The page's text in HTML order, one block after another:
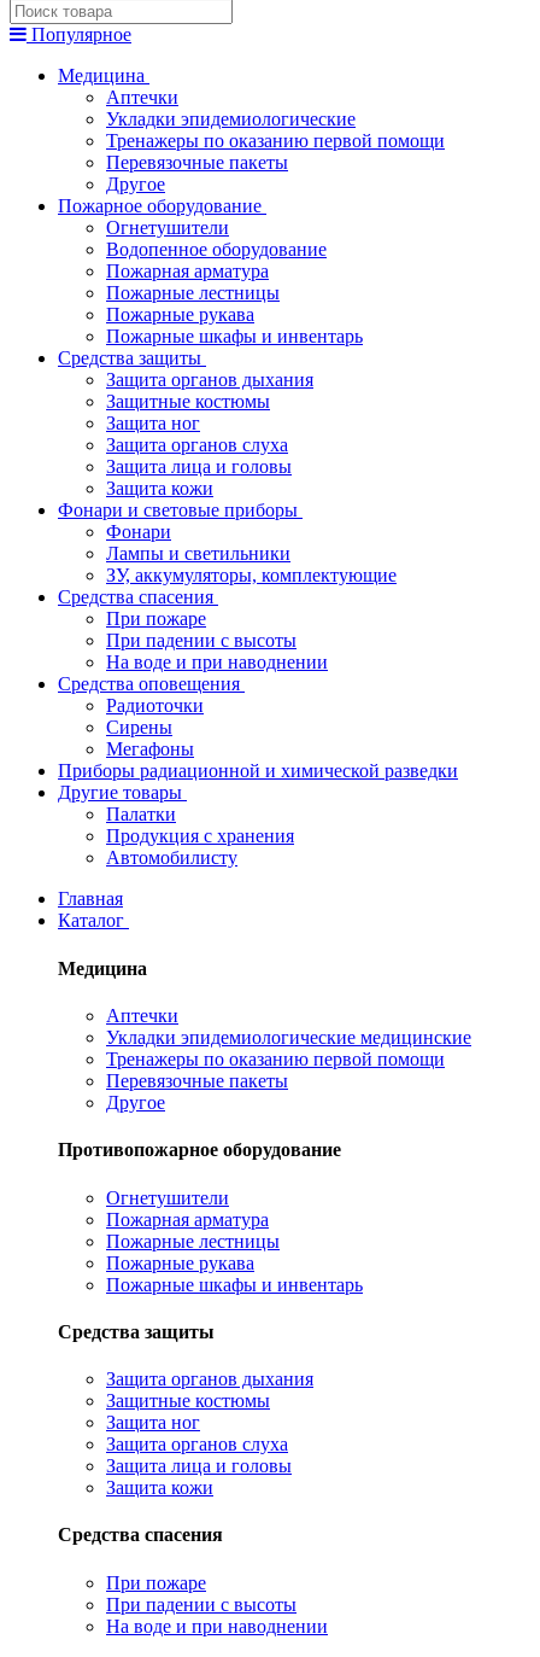
Популярное
Медицина
Аптечки
Укладки эпидемиологические
Тренажеры по оказанию первой помощи
Перевязочные пакеты
Другое
Пожарное оборудование
Огнетушители
Водопенное оборудование
Пожарная арматура
Пожарные лестницы
Пожарные рукава
Пожарные шкафы и инвентарь
Средства защиты
Защита органов дыхания
Защитные костюмы
Защита ног
Защита органов слуха
Защита лица и головы
Защита кожи
Фонари и световые приборы
Фонари
Лампы и светильники
ЗУ, аккумуляторы, комплектующие
Средства спасения
При пожаре
При падении с высоты
На воде и при наводнении
Средства оповещения
Радиоточки
Сирены
Мегафоны
Приборы радиационной и химической разведки
Другие товары
Палатки
Продукция с хранения
Автомобилисту
Главная
Каталог
Медицина
Аптечки
Укладки эпидемиологические медицинские
Тренажеры по оказанию первой помощи
Перевязочные пакеты
Другое
Противопожарное оборудование
Огнетушители
Пожарная арматура
Пожарные лестницы
Пожарные рукава
Пожарные шкафы и инвентарь
Средства защиты
Защита органов дыхания
Защитные костюмы
Защита ног
Защита органов слуха
Защита лица и головы
Защита кожи
Средства спасения
При пожаре
При падении с высоты
На воде и при наводнении